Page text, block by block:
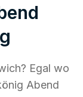
Egal wo
Abend